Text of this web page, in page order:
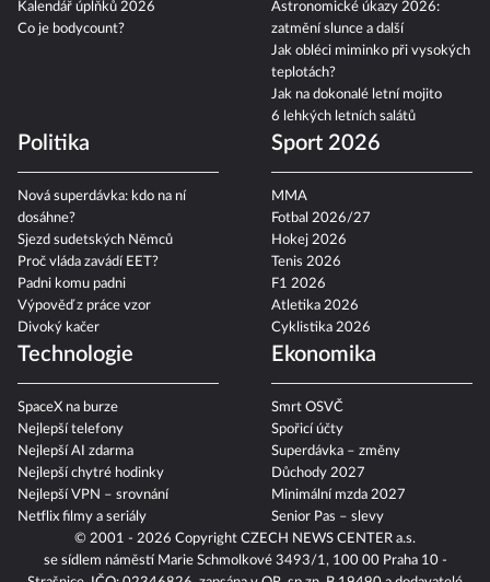
© 2001 - 2026 CopyrightCZECH NEWS CENTER a.s.
se sídlem náměstí Marie Schmolkové 3493/1, 100 00 Praha 10 -
Kvízy pro seniory
Kalendář úplňků 2026
z minulého života
Astronomické úkazy 2026:
zatmění slunce a další
Jak obléci miminko při vysokých
teplotách?
Jak na dokonalé letní mojito
6 lehkých letních salátů
Nová superdávka: kdo na ní
dosáhne?
Sjezd sudetských Němců
Proč vláda zavádí EET?
Padni komu padni
Výpověď z práce vzor
Divoký kačer
Sport 2026
MMA
Fotbal 2026/27
Hokej 2026
Tenis 2026
F1 2026
Atletika 2026
Cyklistika 2026
Technologie
SpaceX na burze
Nejlepší telefony
Nejlepší AI zdarma
Nejlepší chytré hodinky
Nejlepší VPN – srovnání
Netflix filmy a seriály
Smrt OSVČ
Spořicí účty
Superdávka – změny
Důchody 2027
Minimální mzda 2027
Senior Pas – slevy